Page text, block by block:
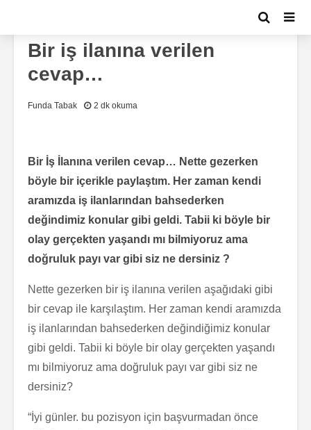
Bir iş ilanına verilen
cevap…
Funda Tabak 2 dk okuma
Bir İş İlanına verilen cevap… Nette gezerken
böyle bir içerikle paylaştım. Her zaman kendi
aramızda iş ilanlarından bahsederken
değindimiz konular gibi geldi. Tabii ki böyle bir
olay gerçekten yaşandı mı bilmiyoruz ama
doğruluk payı var gibi siz ne dersiniz ?
Nette gezerken bir iş ilanına verilen aşağıdaki gibi
bir cevap ile karşılaştım. Her zaman kendi aramızda
iş ilanlarından bahsederken değindiğimiz konular
gibi geldi. Tabii ki böyle bir olay gerçekten yaşandı
mı bilmiyoruz ama doğruluk payı var gibi siz ne
dersiniz?
“İyi günler. bu pozisyon için başvurmadan önce